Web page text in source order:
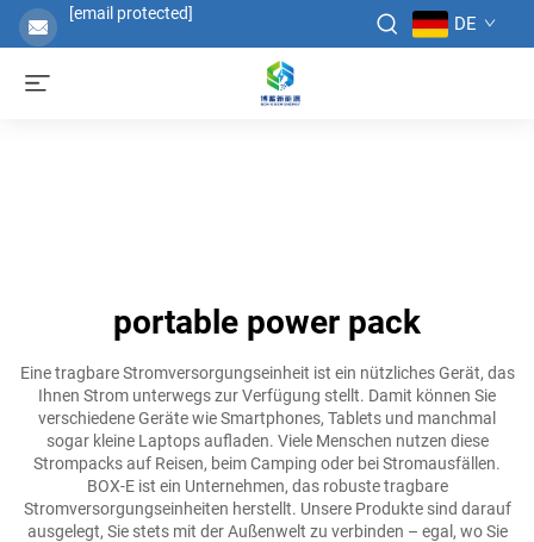
[email protected] DE
portable power pack
Eine tragbare Stromversorgungseinheit ist ein nützliches Gerät, das
Ihnen Strom unterwegs zur Verfügung stellt. Damit können Sie
verschiedene Geräte wie Smartphones, Tablets und manchmal
sogar kleine Laptops aufladen. Viele Menschen nutzen diese
Strompacks auf Reisen, beim Camping oder bei Stromausfällen.
BOX-E ist ein Unternehmen, das robuste tragbare
Stromversorgungseinheiten herstellt. Unsere Produkte sind darauf
ausgelegt, Sie stets mit der Außenwelt zu verbinden – egal, wo Sie